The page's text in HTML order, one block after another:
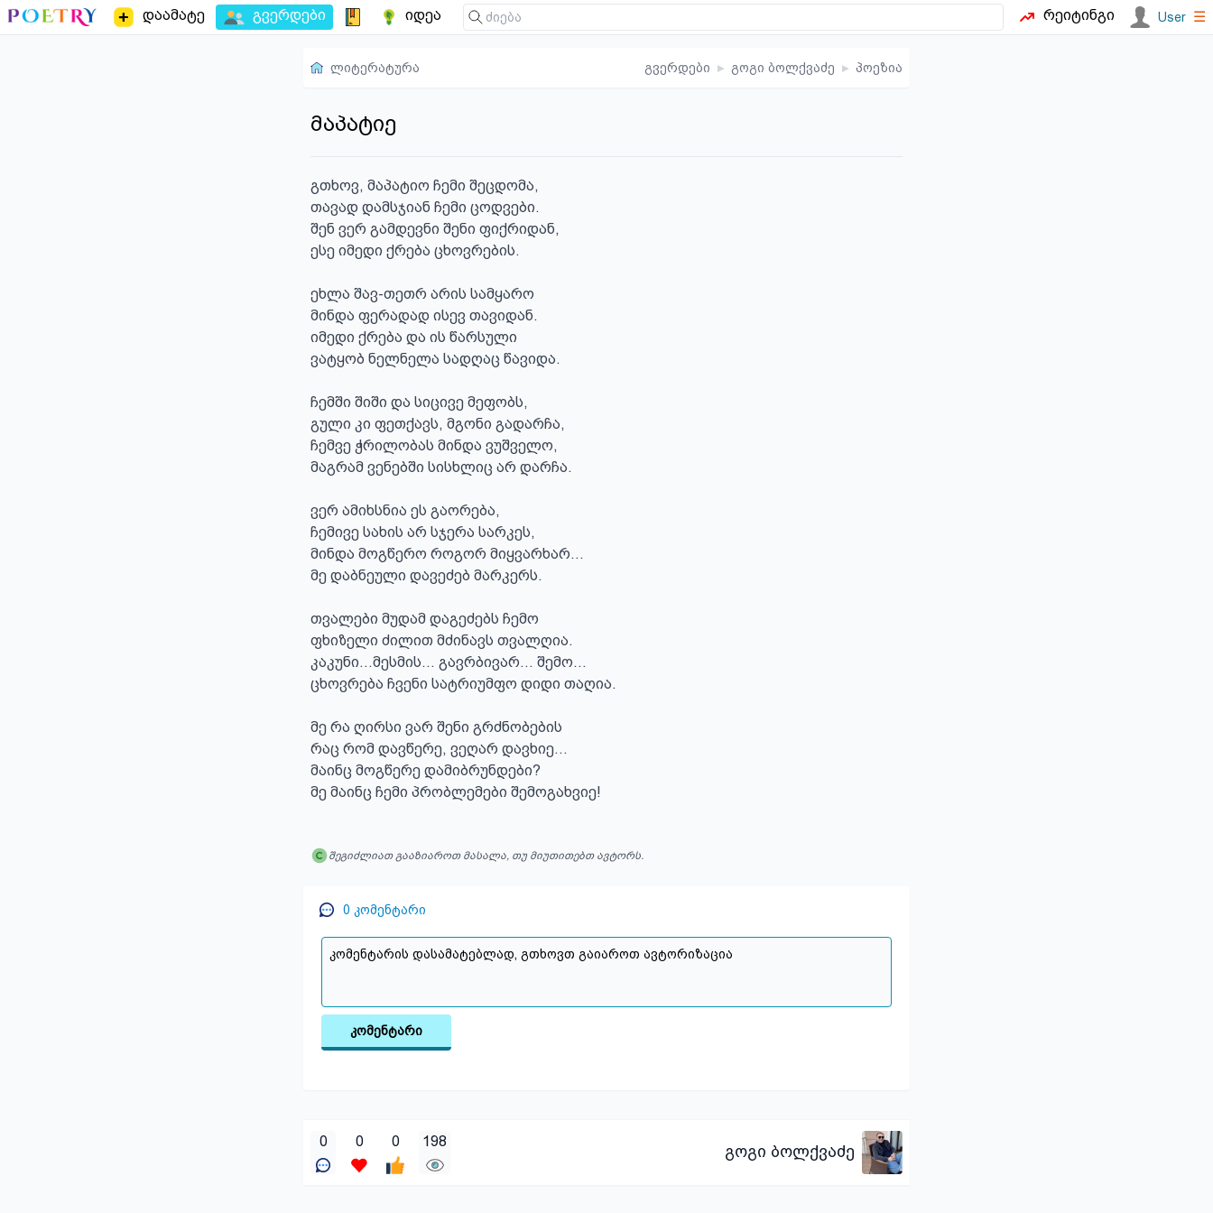
დაამატე გვერდები იდეა რეიტინგი User ☰
ლიტერატურა გვერდები ▸ გოგი ბოლქვაძე ▸ პოეზია
მაპატიე
გთხოვ, მაპატიო ჩემი შეცდომა,
თავად დამსჯიან ჩემი ცოდვები.
შენ ვერ გამდევნი შენი ფიქრიდან,
ესე იმედი ქრება ცხოვრების.
ეხლა შავ-თეთრ არის სამყარო
მინდა ფერადად ისევ თავიდან.
იმედი ქრება და ის წარსული
ვატყობ ნელნელა სადღაც წავიდა.
ჩემში შიში და სიცივე მეფობს,
გული კი ფეთქავს, მგონი გადარჩა,
ჩემვე ჭრილობას მინდა ვუშველო,
მაგრამ ვენებში სისხლიც არ დარჩა.
ვერ ამიხსნია ეს გაორება,
ჩემივე სახის არ სჯერა სარკეს,
მინდა მოგწერო როგორ მიყვარხარ…
მე დაბნეული დავეძებ მარკერს.
თვალები მუდამ დაგეძებს ჩემო
ფხიზელი ძილით მძინავს თვალღია.
კაკუნი…მესმის... გავრბივარ… შემო…
ცხოვრება ჩვენი სატრიუმფო დიდი თაღია.
მე რა ღირსი ვარ შენი გრძნობების
რაც რომ დავწერე, ვეღარ დავხიე…
მაინც მოგწერე დამიბრუნდები?
მე მაინც ჩემი პრობლემები შემოგახვიე!
შეგიძლიათ გააზიაროთ მასალა, თუ მიუთითებთ ავტორს.
0 კომენტარი
კომენტარი
0 0 0 198
გოგი ბოლქვაძე